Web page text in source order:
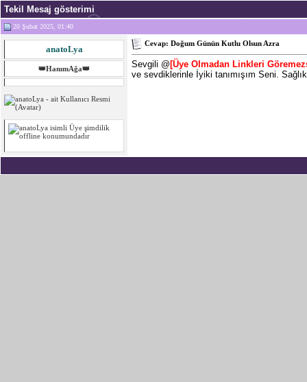
Tekil Mesaj gösterimi
20 Şubat 2025, 01:40
anatoLya
👑HanımAğa👑
Cevap: Doğum Günün Kutlu Olsun Azra
Sevgili @ [Üye Olmadan Linkleri
ve sevdiklerinle İyiki tanımışım Seni.